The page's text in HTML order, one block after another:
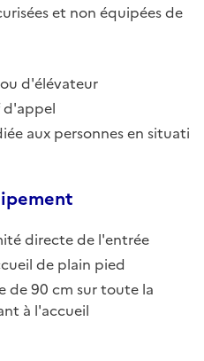
et non équipées de
d'élévateur
d'appel
aux personnes en situati
directe de l'entrée
de plain pied
de 90 cm sur toute la
à l'accueil